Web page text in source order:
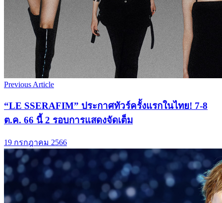
Previous Article
“LE SSERAFIM” ประกาศทัวร์ครั้งแรกในไทย! 7-8
ต.ค. 66 นี้ 2 รอบการแสดงจัดเต็ม
19 กรกฎาคม 2566